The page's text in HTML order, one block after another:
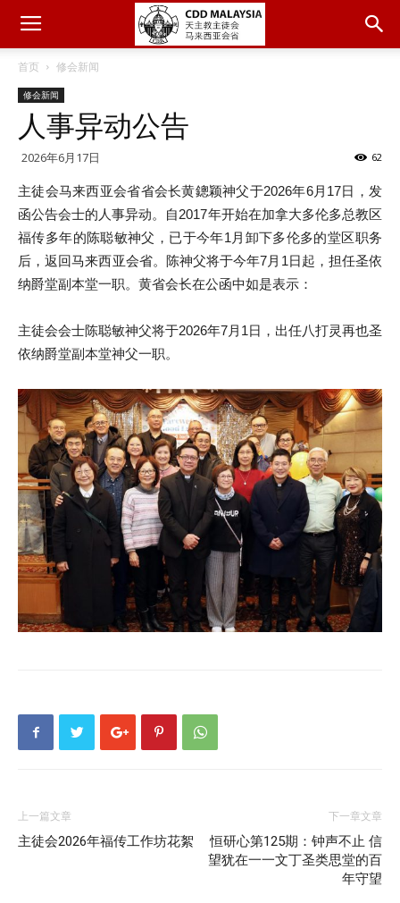
首页 修会新闻
修会新闻
人事异动公告
2026年6月17日 62
主徒会马来西亚会省省会长黄鏓颖神父于2026年6月 17日，发
函公告会士的人事异动。自2017年开始在加拿大多伦多总教区
福传多年的陈聪敏神父，已于今年1 月卸下多伦多的堂区职务
后，返回马来西亚会省。陈神父将于今年7月 1日起，担任圣依
纳爵堂副本堂一职。黄省会长在公函中如是表示：
主徒会会士陈聪敏神父将于2026年7月 1日，出任八打灵再也圣
依纳爵堂副本堂神父一职。
上一篇文章
主徒会2026年福传工作坊花絮
下一章文章
恒研心第125期：钟声不止 信
望犹在一一文丁圣类思堂的百
年守望